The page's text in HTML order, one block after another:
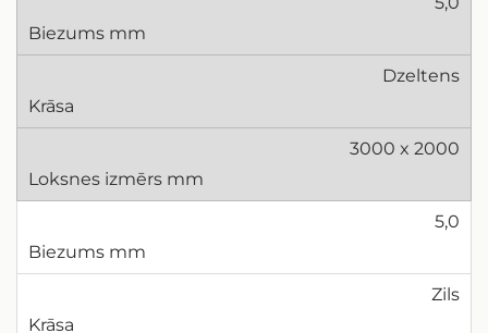
Dzeltens
3000 x 2000
5,0
Zils